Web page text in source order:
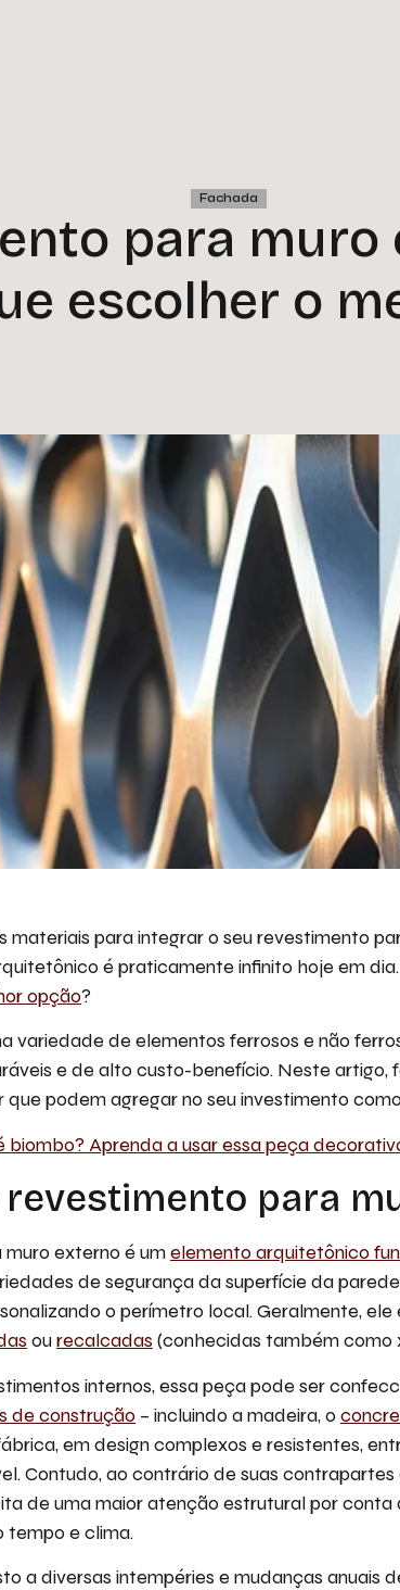
Fachada
para muro
escolher o
materiais para integrar o seu revestimento
é praticamente infinito hoje em
opção?
variedade de elementos ferrosos e não
e de alto custo-benefício. Neste artigo,
que podem agregar no seu investimento
biombo? Aprenda a usar essa peça
revestimento para
externo é umelemento arquitetônico
de segurança da superfície da
o perímetro local. Geralmente,
ourecalcadas (conhecidas também como
internos, essa peça pode ser
de construção – incluindo a madeira, o
em design complexos e resistentes,
Contudo, ao contrário de suas
de uma maior atenção estrutural por
tempo e clima.
a diversas intempéries e mudanças anuais